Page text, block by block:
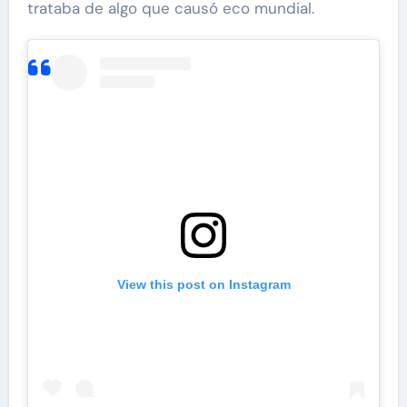
trataba de algo que causó eco mundial.
View this post on Instagram